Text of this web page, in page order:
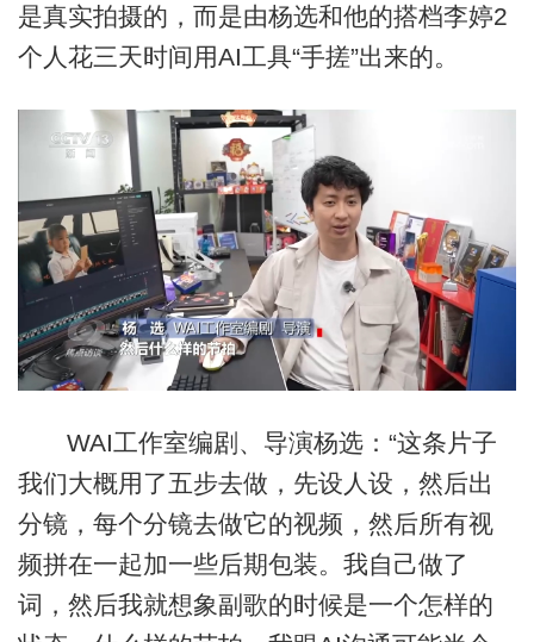
是真实拍摄的，而是由杨选和他的搭档李婷2
个人花三天时间用AI工具“手搓”出来的。
WAI工作室编剧、导演杨选：“这条片子
我们大概用了五步去做，先设人设，然后出
分镜，每个分镜去做它的视频，然后所有视
频拼在一起加一些后期包装。我自己做了
词，然后我就想象副歌的时候是一个怎样的